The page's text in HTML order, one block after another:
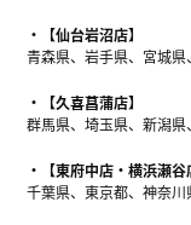
【仙台岩沼店】
青森県、岩手県、宮城
【久喜菖蒲店】
群馬県、埼玉県、新潟
【東府中店・横浜瀬谷
千葉県、東京都、神奈